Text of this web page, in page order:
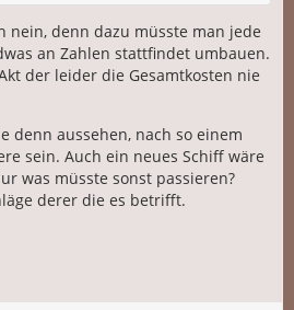
nein, denn dazu müsste man jede
an Zahlen stattfindet umbauen.
der leider die Gesamtkosten nie
denn aussehen, nach so einem
sein. Auch ein neues Schiff wäre
was müsste sonst passieren?
derer die es betrifft.